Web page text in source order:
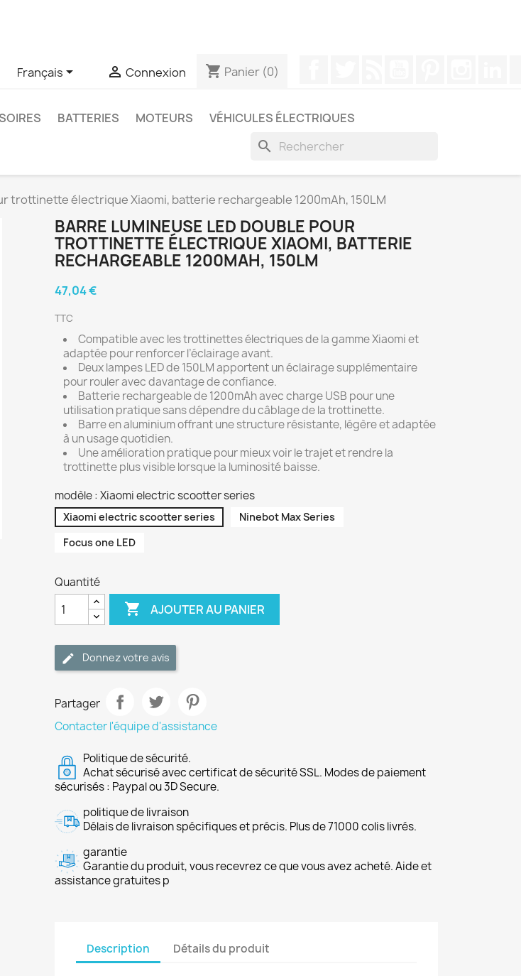
Français  Connexion shopping_cart Panier (0)
BATTERIES MOTEURS VÉHICULES ÉLECTRIQUES
search
trottinette électrique Xiaomi, batterie rechargeable 1200mAh, 150LM
BARRE LUMINEUSE LED DOUBLE POUR
TROTTINETTE ÉLECTRIQUE XIAOMI, BATTERIE
RECHARGEABLE 1200MAH, 150LM
47,04 €
TTC
Compatible avec les trottinettes électriques de la gamme Xiaomi et
adaptée pour renforcer l’éclairage avant.
Deux lampes LED de 150LM apportent un éclairage supplémentaire
pour rouler avec davantage de confiance.
Batterie rechargeable de 1200mAh avec charge USB pour une
utilisation pratique sans dépendre du câblage de la trottinette.
Barre en aluminium offrant une structure résistante, légère et adaptée
à un usage quotidien.
Une amélioration pratique pour mieux voir le trajet et rendre la
trottinette plus visible lorsque la luminosité baisse.
modèle : Xiaomi electric scootter series
Xiaomi electric scootter series
Ninebot Max Series
Focus one LED
Quantité
 AJOUTER AU PANIER
Donnez votre avis
Partager
Contacter l'équipe d'assistance
Politique de sécurité.
Achat sécurisé avec certificat de sécurité SSL. Modes de paiement
sécurisés : Paypal ou 3D Secure.
politique de livraison
Délais de livraison spécifiques et précis. Plus de 71000 colis livrés.
garantie
Garantie du produit, vous recevrez ce que vous avez acheté. Aide et
assistance gratuites p
Description Détails du produit